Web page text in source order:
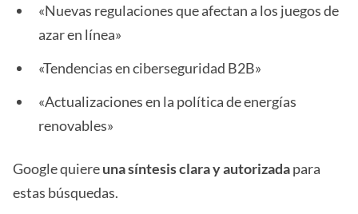
«Nuevas regulaciones que afectan a los juegos de
azar en línea»
«Tendencias en ciberseguridad B2B»
«Actualizaciones en la política de energías
renovables»
Google quiereuna síntesis clara y autorizadapara
estas búsquedas.